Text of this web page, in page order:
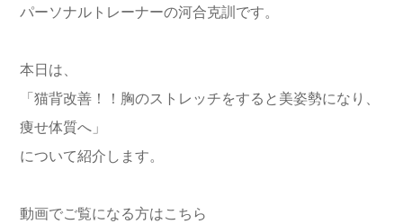
パーソナルトレーナーの河合克訓です。
本日は、
「猫背改善！！胸のストレッチをすると美姿勢になり、
痩せ体質へ」
について紹介します。
動画でご覧になる方はこちら